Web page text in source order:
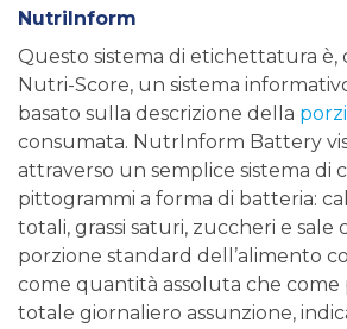
NutriInform
Questo sistema di etichettatura è,
Nutri-Score, un sistema
basato sulla descrizione della
consumata. NutrInform Battery
attraverso un semplice sistema di
pittogrammi a forma di batteria:
totali, grassi saturi, zuccheri e
porzione standard dell’alimento
come quantità assoluta che come
totale giornaliero assunzione,